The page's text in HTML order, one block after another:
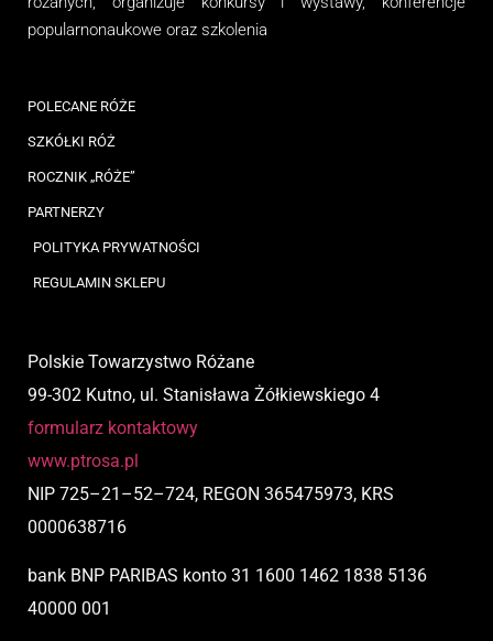
popularnonaukowe oraz szkolenia
POLECANE RÓŻE
SZKÓŁKI RÓŻ
ROCZNIK „RÓŻE”
PARTNERZY
POLITYKA PRYWATNOŚCI
REGULAMIN SKLEPU
Polskie Towarzystwo Różane
99-302 Kutno, ul. Stanisława Żółkiewskiego 4
formularz kontaktowy
www.ptrosa.pl
NIP 725–21 –52–724, REGON 365475973, KRS
0000638716
bank BNP PARIBAS konto 31 1600 1462 1838 5136
40000 001